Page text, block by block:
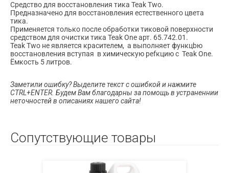
Cредство для восстановления тика Teak Two.
Предназначено для восстановления естественного цвета
тика.
Применяется только после обработки тиковой поверхности
средством для очистки тика Teak One арт. 65.742.01.
Teak Two не является красителем, а выполняет функцbю
восстановления вступая в химическую реfкцию с Teak One.
Ёмкость 5 литров.
Заметили ошибку? Выделите текст с ошибкой и нажмите
CTRL+ENTER. Будем Вам благодарны за помощь в устраненнии
неточностей в описаниях нашего сайта!
Сопутствующие товары